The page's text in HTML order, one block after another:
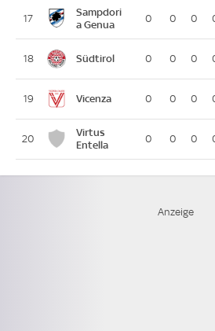
17
Sampdori
a Genua
0 0 0
18 Südtirol 0 0 0
19 Vicenza 0 0 0
20
Virtus
Entella
0 0 0